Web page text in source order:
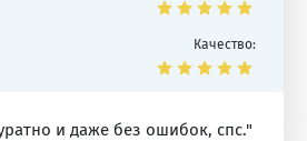
Качество:
и даже без ошибок, спс."